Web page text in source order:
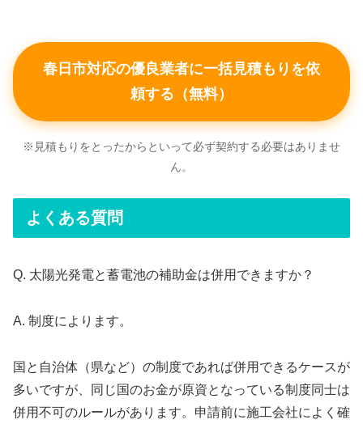
春日市対応の優良業者に一括見積もりを依
頼する（無料）
※見積もりをとったからといって必ず契約する必要はありませ
ん。
よくある質問
Q. 太陽光発電と蓄電池の補助金は併用できますか？
A. 制度によります。
国と自治体（県など）の制度であれば併用できるケースが
多いですが、同じ国のお金が原資となっている制度同士は
併用不可のルールがあります。申請前に施工会社によく確